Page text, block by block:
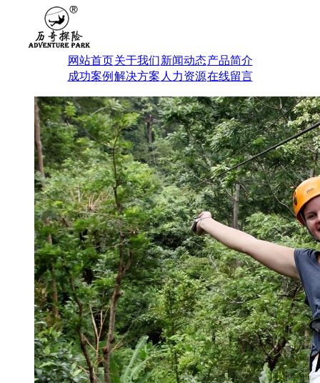
网站首页关于我们新闻动态产品简介
成功案例 解决方案 人力资源在线留言